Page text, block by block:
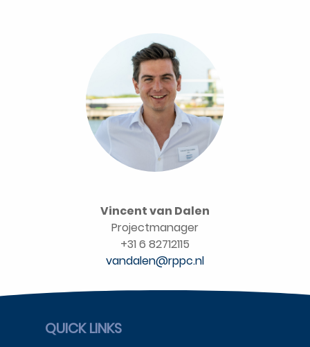
Vincent van Dalen
Projectmanager
+31 6 82712115
vandalen@rppc.nl
QUICK LINKS